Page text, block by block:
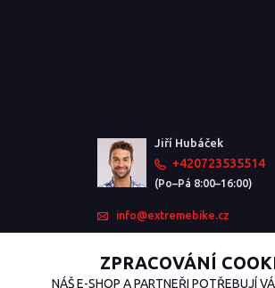
Jiří Hubáček
+420723535514
(Po–Pá 8:00–16:00)
info@extremebike.cz
ZPRACOVÁNÍ
NÁŠ E-SHOP A PARTNEŘI POTŘEBUJÍ